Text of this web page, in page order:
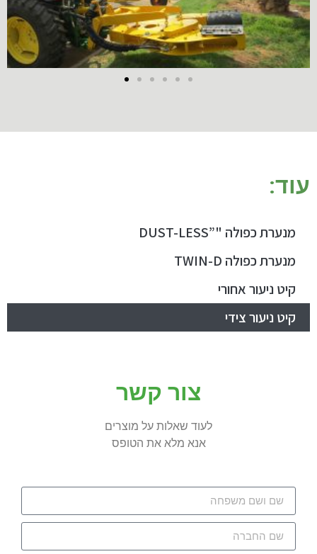
עוד:
מנערת כפולה "”DUST-LESS
מנערת כפולה TWIN-D
קיט ניעור אחורי
קיט ניעור צידי
צור קשר
לעוד שאלות על מוצרים
אנא מלא את הטופס